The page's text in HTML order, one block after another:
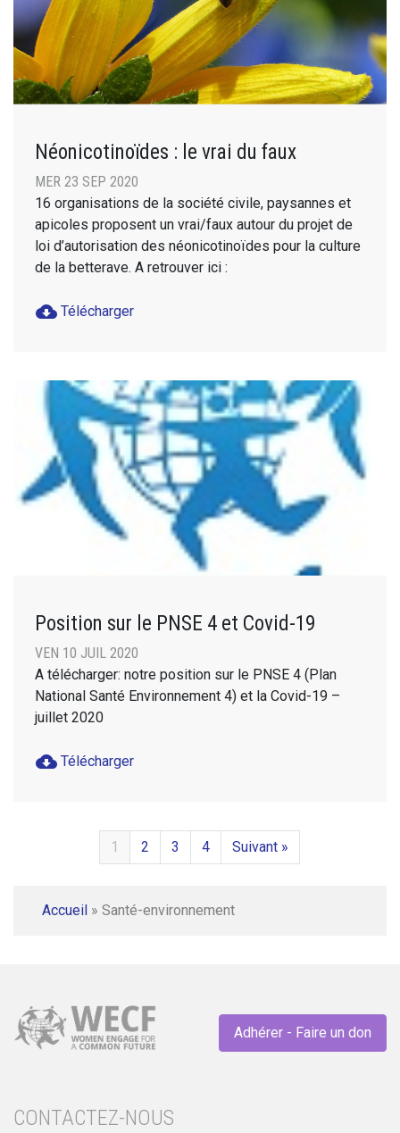
Néonicotinoïdes : le vrai du faux
MER 23 SEP 2020
16 organisations de la société civile, paysannes et
apicoles proposent un vrai/faux autour du projet de
loi d’autorisation des néonicotinoïdes pour la culture
de la betterave. A retrouver ici :
cloud_download Télécharger
Position sur le PNSE 4 et Covid-19
VEN 10 JUIL 2020
A télécharger: notre position sur le PNSE 4 (Plan
National Santé Environnement 4) et la Covid-19 –
juillet 2020
cloud_download Télécharger
1 2 3 4 Suivant »
Accueil » Santé-environnement
Adhérer - Faire un don
CONTACTEZ-NOUS